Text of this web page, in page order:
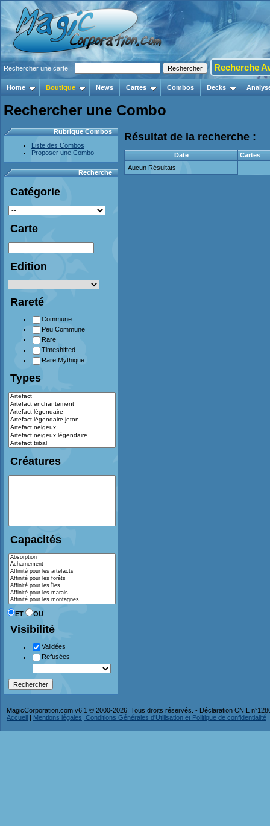
Rechercher une carte : Recherche
Home Boutique News Cartes Combos Decks
Rechercher une Combo
Rubrique Combos
Liste des Combos
Proposer une Combo
Recherche
Catégorie
Carte
Edition
Rareté
Commune
Peu Commune
Rare
Timeshifted
Rare Mythique
Types
Créatures
Capacités
ET OU
Visibilité
Validées
Refusées
Résultat de la recherche :
Date
Cartes
Aucun Résultats
MagicCorporation.com v6.1 © 2000-2026. Tous droits réservés. - Déclaration CNIL
Accueil | Mentions légales, Conditions Générales d'Utilisation et Politique de confidentialité